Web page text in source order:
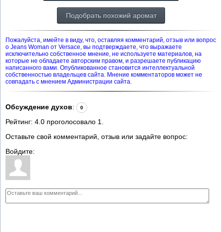
Подобрать похожий аромат
Пожалуйста, имейте в виду, что, оставляя комментарий, отзыв или вопрос
о Jeans Woman от Versace, вы подтверждаете, что выражаете
исключительно собственное мнение, не используете материалов, на
которые не обладаете авторским правом, и разрешаете публикацию
написанного вами. Опубликованное становится интеллектуальной
собственностью владельцев сайта. Мнение комментаторов может не
совпадать с мнением Администрации сайта.
Обсуждение духов: 0
Рейтинг: 4.0 проголосовало 1
Оставьте свой комментарий, отзыв или задайте вопрос:
Войдите: